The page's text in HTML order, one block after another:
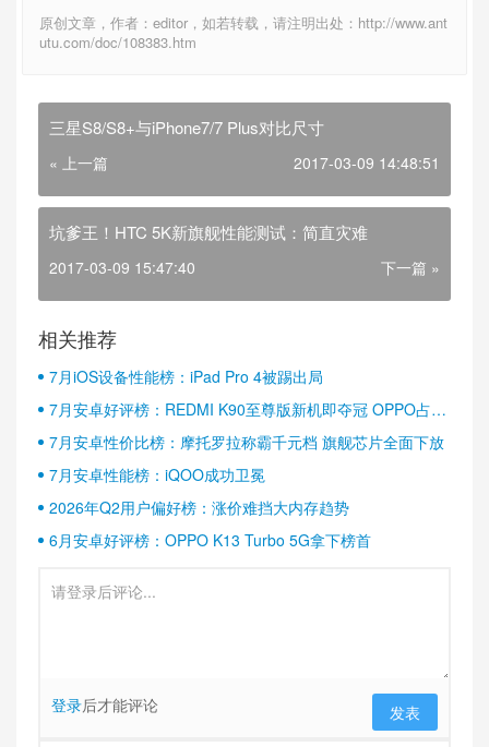
原创文章，作者：editor，如若转载，请注明出处：http://www.ant
utu.com/doc/108383.htm
三星S8/S8+与iPhone7/7 Plus对比尺寸
« 上一篇 2017-03-09 14:48:51
坑爹王！HTC 5K新旗舰性能测试：简直灾难
2017-03-09 15:47:40 下一篇 »
相关推荐
7月iOS设备性能榜：iPad Pro 4被踢出局
7月安卓好评榜：REDMI K90至尊版新机即夺冠 OPPO占据
半壁江山
7月安卓性价比榜：摩托罗拉称霸千元档 旗舰芯片全面下放
7月安卓性能榜：iQOO成功卫冕
2026年Q2用户偏好榜：涨价难挡大内存趋势
6月安卓好评榜：OPPO K13 Turbo 5G拿下榜首
登录后才能评论 发表